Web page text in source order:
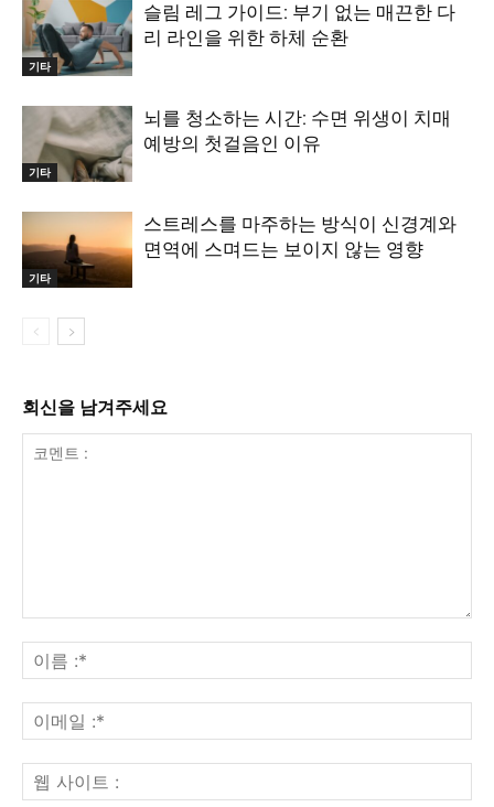
기타
슬림 레그 가이드: 부기 없는 매끈한 다
리 라인을 위한 하체 순환
기타
뇌를 청소하는 시간: 수면 위생이 치매
예방의 첫걸음인 이유
기타
스트레스를 마주하는 방식이 신경계와
면역에 스며드는 보이지 않는 영향
회신을 남겨주세요